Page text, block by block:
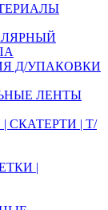
Д/УПАКОВКИ
ЛЕНТЫ
СКАТЕРТИ | Т/
|